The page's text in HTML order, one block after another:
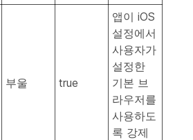
부울 true
앱이 iOS
설정에서
사용자가
설정한
기본 브
라우저를
사용하도
록 강제